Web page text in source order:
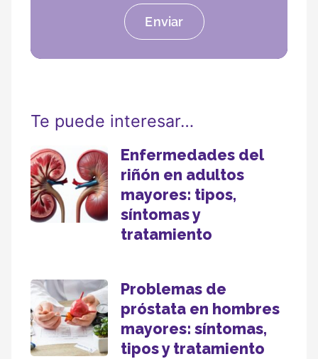
Te puede interesar…
Enfermedades del
riñón en adultos
mayores: tipos,
síntomas y
tratamiento
Problemas de
próstata en hombres
mayores: síntomas,
tipos y tratamiento